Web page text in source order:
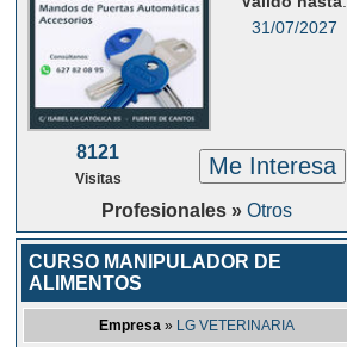
31/07/2027
8121
Visitas Me Interesa
Profesionales » Otros
CURSO MANIPULADOR DE
ALIMENTOS
Empresa » LG VETERINARIA